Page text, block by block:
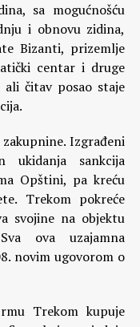
sa mogućnošću
i obnovu zidina,
Bizanti, prizemlje
centar i druge
čitav posao staje
Izgrađeni
ukidanja sankcija
Opštini, pa kreću
Trekom pokreće
svojine na objektu
ova uzajamna
novim ugovorom o
Trekom kupuje